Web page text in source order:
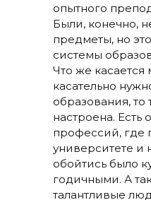
опытного
Были, конечно,
предметы, но
системы
Что же
касательно
образования, то
настроена.
профессий, где
университете и
обойтись было
годичными. А
талантливые